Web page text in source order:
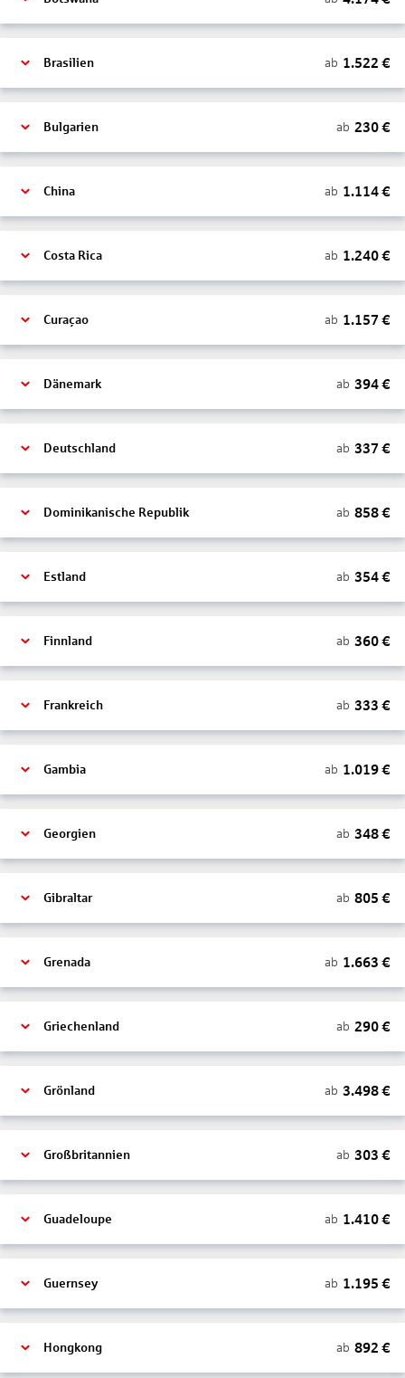
Brasilien ab 1.522 €
Bulgarien ab 230€
China ab 1.114€
Costa Rica ab 1.240€
Curaçao ab 1.157 €
Dänemark ab 394€
Deutschland ab 337 €
Dominikanische Republik ab 858€
Estland ab 354€
Finnland ab 360€
Frankreich ab 333 €
Gambia ab 1.019€
Georgien ab 348€
Gibraltar ab 805 €
Grenada ab 1.663 €
Griechenland ab 290€
Grönland ab 3.498€
Großbritannien ab 303 €
Guadeloupe ab 1.410€
Guernsey ab 1.195 €
Hongkong ab 892 €